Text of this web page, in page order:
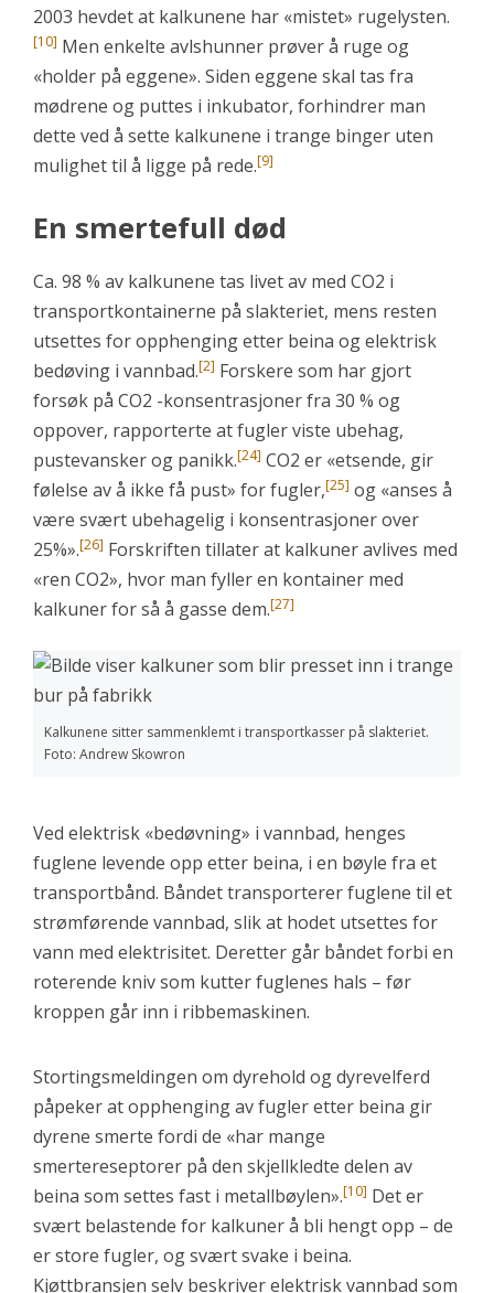
2003 hevdet at kalkunene har «mistet» rugelysten.
[10] Men enkelte avlshunner prøver å ruge og
«holder på eggene». Siden eggene skal tas fra
mødrene og puttes i inkubator, forhindrer man
dette ved å sette kalkunene i trange binger uten
mulighet til å ligge på rede.[9]
En smertefull død
Ca. 98 % av kalkunene tas livet av med CO2 i
transportkontainerne på slakteriet, mens resten
utsettes for opphenging etter beina og elektrisk
bedøving i vannbad.[2] Forskere som har gjort
forsøk på CO2 -konsentrasjoner fra 30 % og
oppover, rapporterte at fugler viste ubehag,
pustevansker og panikk.[24] CO2 er «etsende, gir
følelse av å ikke få pust» for fugler,[25] og «anses å
være svært ubehagelig i konsentrasjoner over
25%».[26] Forskriften tillater at kalkuner avlives med
«ren CO2», hvor man fyller en kontainer med
kalkuner for så å gasse dem.[27]
Kalkunene sitter sammenklemt i transportkasser på slakteriet.
Foto: Andrew Skowron
Ved elektrisk «bedøvning» i vannbad, henges
fuglene levende opp etter beina, i en bøyle fra et
transportbånd. Båndet transporterer fuglene til et
strømførende vannbad, slik at hodet utsettes for
vann med elektrisitet. Deretter går båndet forbi en
roterende kniv som kutter fuglenes hals – før
kroppen går inn i ribbemaskinen.
Stortingsmeldingen om dyrehold og dyrevelferd
påpeker at opphenging av fugler etter beina gir
dyrene smerte fordi de «har mange
smertereseptorer på den skjellkledte delen av
beina som settes fast i metallbøylen».[10] Det er
svært belastende for kalkuner å bli hengt opp – de
er store fugler, og svært svake i beina.
Kjøttbransjen selv beskriver elektrisk vannbad som